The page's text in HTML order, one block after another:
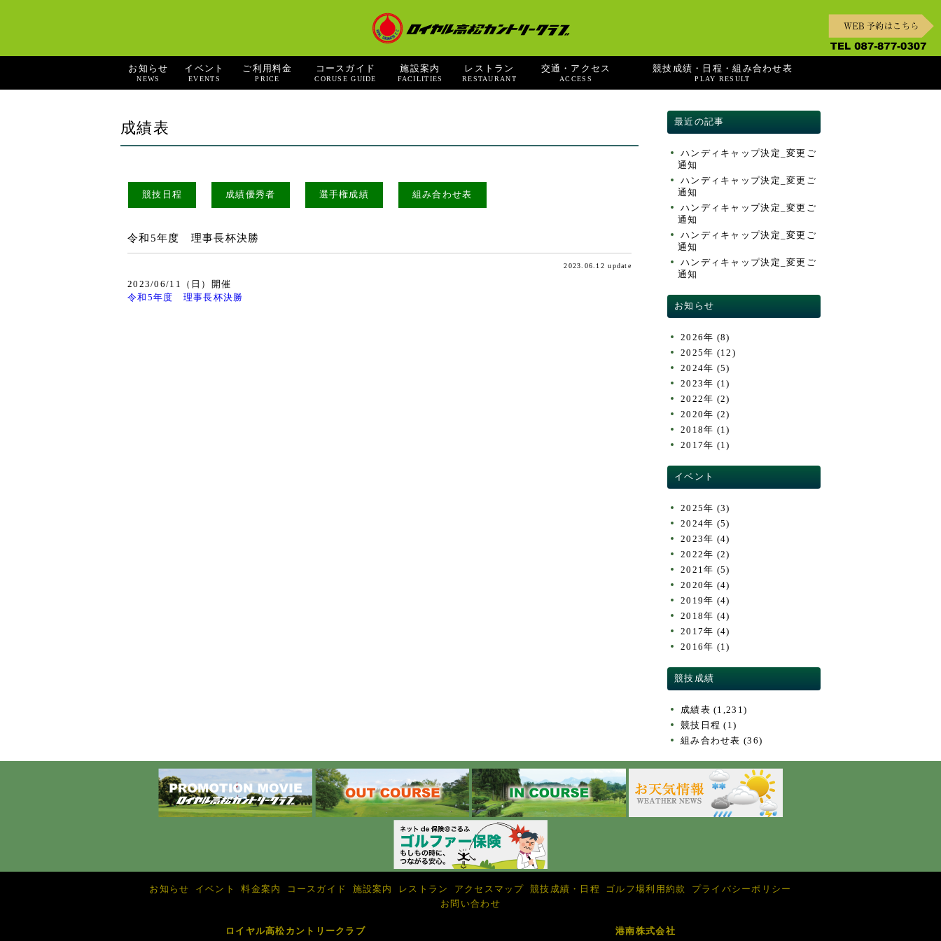
お知らせ
NEWS
イベント
EVENTS
ご利用料金
PRICE
コースガイド
CORUSE GUIDE
施設案内
FACILITIES
レストラン
RESTAURANT
交通・アクセス
ACCESS
競技成績・日程・組み合わせ表
PLAY RESULT
成績表
競技日程 成績優秀者 選手権成績 組み合わせ表
令和5年度 理事長杯決勝
2023.06.12 update
2023/06/11（日）開催
令和5年度 理事長杯決勝
最近の記事
ハンディキャップ決定_変更ご
通知
ハンディキャップ決定_変更ご
通知
ハンディキャップ決定_変更ご
通知
ハンディキャップ決定_変更ご
通知
ハンディキャップ決定_変更ご
通知
お知らせ
2026年 (8)
2025年 (12)
2024年 (5)
2023年 (1)
2022年 (2)
2020年 (2)
2018年 (1)
2017年 (1)
イベント
2025年 (3)
2024年 (5)
2023年 (4)
2022年 (2)
2021年 (5)
2020年 (4)
2019年 (4)
2018年 (4)
2017年 (4)
2016年 (1)
競技成績
成績表 (1,231)
競技日程 (1)
組み合わせ表 (36)
お知らせ イベント 料金案内 コースガイド 施設案内 レストラン アクセスマップ 競技成績・日程 ゴルフ場利用約款
プライバシーポリシー
お問い合わせ
ロイヤル高松カントリークラブ 港南株式会社